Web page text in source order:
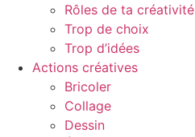
Rôles de ta créativité
Trop de choix
Trop d’idées
Actions créatives
Bricoler
Collage
Dessin